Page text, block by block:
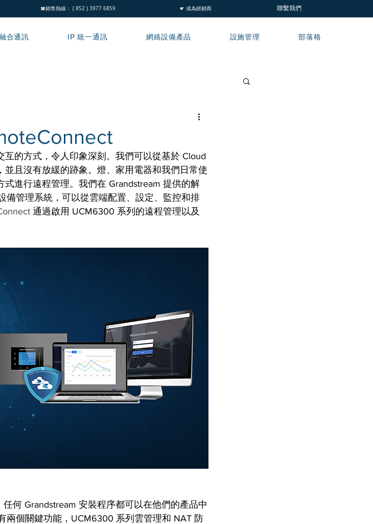
☎銷售熱線： ( 852 ) 3977 6859 ☛ 成為經銷商 聯繫我們
合通訊 IP 統一通訊 網絡設備產品 設施管理 部落格
的方式，令人印象深刻。我們可以從基於 Cloud
且沒有放緩的跡象。燈、家用電器和我們日常使
進行遠程管理。我們在 Grandstream 提供的解
備管理系統，可以從雲端配置、設定、監控和排
通過啟用 UCM6300 系列的遠程管理以及
何 Grandstream 安裝程序都可以在他們的產品中
兩個關鍵功能，UCM6300 系列雲管理和 NAT 防